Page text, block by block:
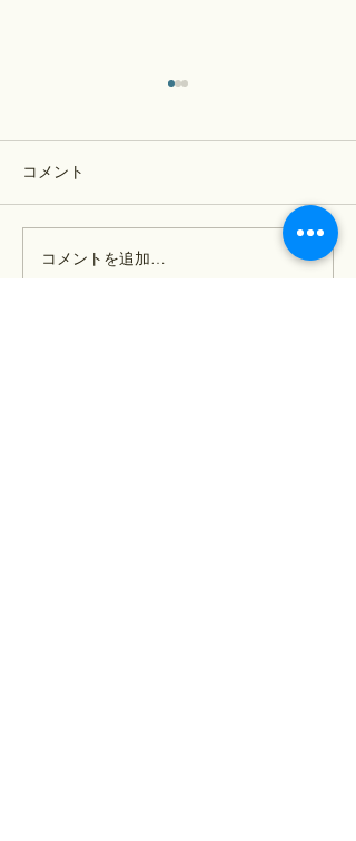
【歴史部日記】2025年7月
コメント
コメントを追加…